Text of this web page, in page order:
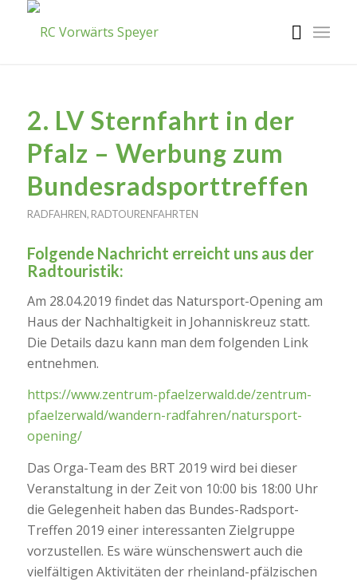
2. LV Sternfahrt in der
Pfalz – Werbung zum
Bundesradsporttreffen
RADFAHREN, RADTOURENFAHRTEN
Folgende Nachricht erreicht uns aus der
Radtouristik:
Am 28.04.2019 findet das Natursport-Opening am
Haus der Nachhaltigkeit in Johanniskreuz statt.
Die Details dazu kann man dem folgenden Link
entnehmen.
https://www.zentrum-pfaelzerwald.de/zentrum-
pfaelzerwald/wandern-radfahren/natursport-
opening/
Das Orga-Team des BRT 2019 wird bei dieser
Veranstaltung in der Zeit von 10:00 bis 18:00 Uhr
die Gelegenheit haben das Bundes-Radsport-
Treffen 2019 einer interessanten Zielgruppe
vorzustellen. Es wäre wünschenswert auch die
vielfältigen Aktivitäten der rheinland-pfälzischen